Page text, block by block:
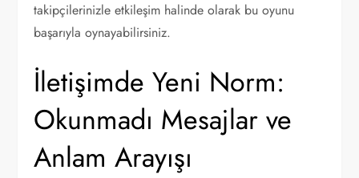
takipçilerinizle etkileşim halinde olarak bu oyunu
başarıyla oynayabilirsiniz.
İletişimde Yeni Norm:
Okunmadı Mesajlar ve
Anlam Arayışı